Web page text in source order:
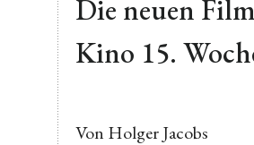
Die neuen
Kino 15.
Von Holger Jacobs